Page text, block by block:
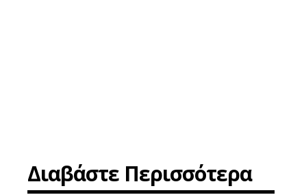
Διαβάστε Περισσότερα